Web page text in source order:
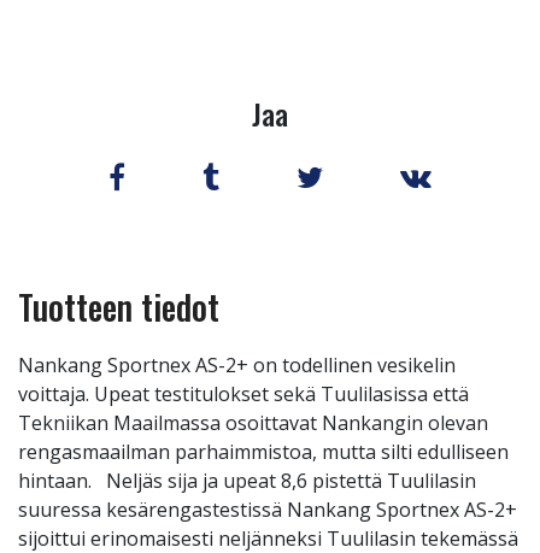
Jaa
Tuotteen tiedot
Nankang Sportnex AS-2+ on todellinen vesikelin
voittaja. Upeat testitulokset sekä Tuulilasissa että
Tekniikan Maailmassa osoittavat Nankangin olevan
rengasmaailman parhaimmistoa, mutta silti edulliseen
hintaan. Neljäs sija ja upeat 8,6 pistettä Tuulilasin
suuressa kesärengastestissä Nankang Sportnex AS-2+
sijoittui erinomaisesti neljänneksi Tuulilasin tekemässä